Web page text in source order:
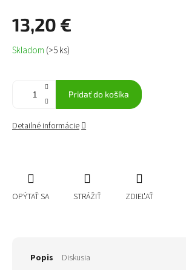
13,20 €
Jednotková
cena:
Skladom (>5 ks)
Pridať do košíka
Detailné informácie
OPÝTAŤ SA STRÁŽIŤ ZDIEĽAŤ
Popis Diskusia